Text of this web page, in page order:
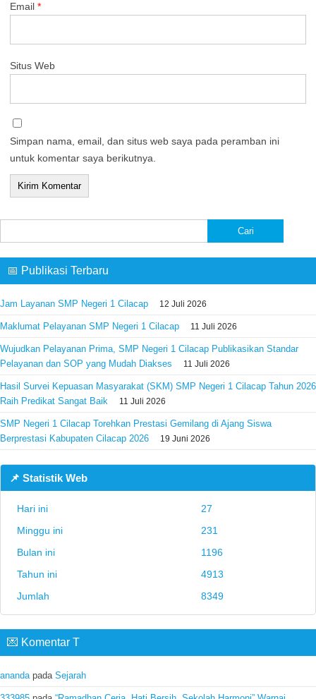
Email *
Situs Web
Simpan nama, email, dan situs web saya pada peramban ini
untuk komentar saya berikutnya.
untuk:
📅 Publikasi Terbaru
Jam Layanan SMP Negeri 1 Cilacap 12 Juli 2026
Maklumat Pelayanan SMP Negeri 1 Cilacap 11 Juli 2026
Wujudkan Pelayanan Prima, SMP Negeri 1 Cilacap Publikasikan Standar
Pelayanan dan SOP yang Mudah Diakses
11 Juli 2026
Hasil Survei Kepuasan Masyarakat (SKM) SMP Negeri 1 Cilacap Tahun 2026
Raih Predikat Sangat Baik
11 Juli 2026
SMP Negeri 1 Cilacap Torehkan Prestasi Gemilang di Ajang Siswa
Berprestasi Kabupaten Cilacap 2026
19 Juni 2026
📌 Statistik Web
Hari ini
27
Minggu ini
231
Bulan ini
1196
Tahun ini
4913
Jumlah
8349
💌 Komentar T
anandapada Sejarah